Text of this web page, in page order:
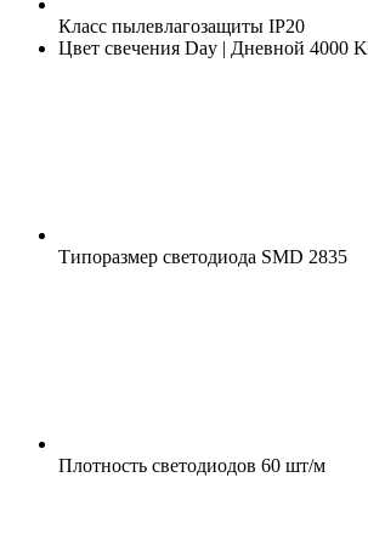
Класс пылевлагозащиты IP20
Цвет свечения Day | Дневной 4000 K
Типоразмер светодиода SMD 2835
Плотность светодиодов 60 шт/м